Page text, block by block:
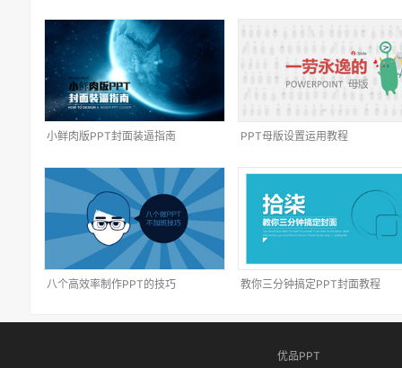
小鲜肉版PPT封面装逼指南 PPT母版设置运用教程
八个高效率制作PPT的技巧 教你三分钟搞定PPT封面教程
优品PPT